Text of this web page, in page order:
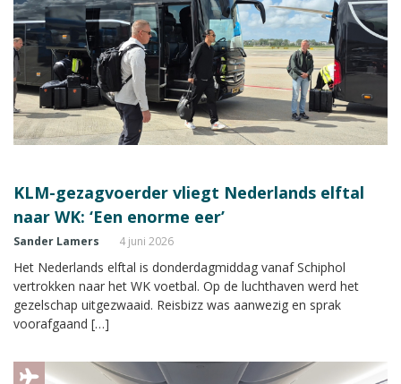
KLM-gezagvoerder vliegt Nederlands elftal
naar WK: ‘Een enorme eer’
Sander Lamers 4 juni 2026
Het Nederlands elftal is donderdagmiddag vanaf Schiphol
vertrokken naar het WK voetbal. Op de luchthaven werd het
gezelschap uitgezwaaid. Reisbizz was aanwezig en sprak
voorafgaand […]